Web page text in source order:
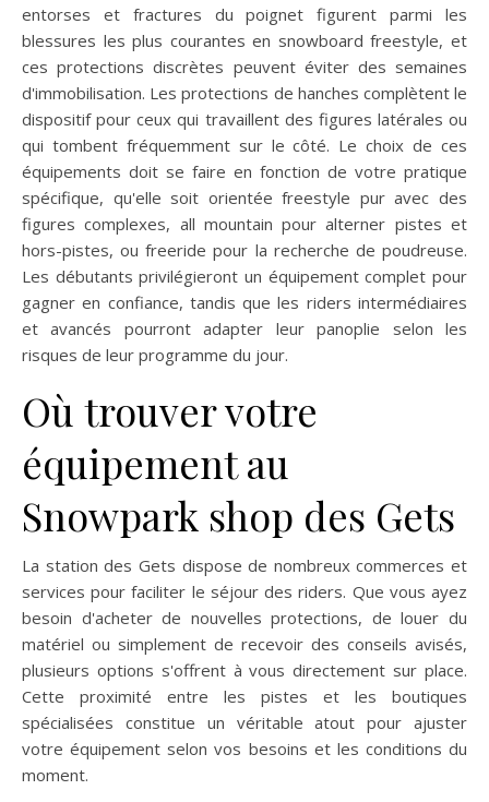
entorses et fractures du poignet figurent parmi les
blessures les plus courantes en snowboard freestyle, et
ces protections discrètes peuvent éviter des semaines
d'immobilisation. Les protections de hanches complètent le
dispositif pour ceux qui travaillent des figures latérales ou
qui tombent fréquemment sur le côté. Le choix de ces
équipements doit se faire en fonction de votre pratique
spécifique, qu'elle soit orientée freestyle pur avec des
figures complexes, all mountain pour alterner pistes et
hors-pistes, ou freeride pour la recherche de poudreuse.
Les débutants privilégieront un équipement complet pour
gagner en confiance, tandis que les riders intermédiaires
et avancés pourront adapter leur panoplie selon les
risques de leur programme du jour.
Où trouver votre
équipement au
Snowpark shop des Gets
La station des Gets dispose de nombreux commerces et
services pour faciliter le séjour des riders. Que vous ayez
besoin d'acheter de nouvelles protections, de louer du
matériel ou simplement de recevoir des conseils avisés,
plusieurs options s'offrent à vous directement sur place.
Cette proximité entre les pistes et les boutiques
spécialisées constitue un véritable atout pour ajuster
votre équipement selon vos besoins et les conditions du
moment.